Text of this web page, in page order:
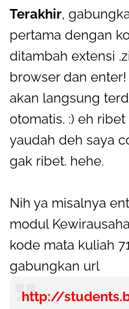
Terakhir,
pertama dengan
ditambah extensi
browser dan enter!
akan langsung
otomatis. :) eh
yaudah deh saya
gak ribet. hehe.
Nih ya misalnya
modul
kode mata kuliah
gabungkan url
http://